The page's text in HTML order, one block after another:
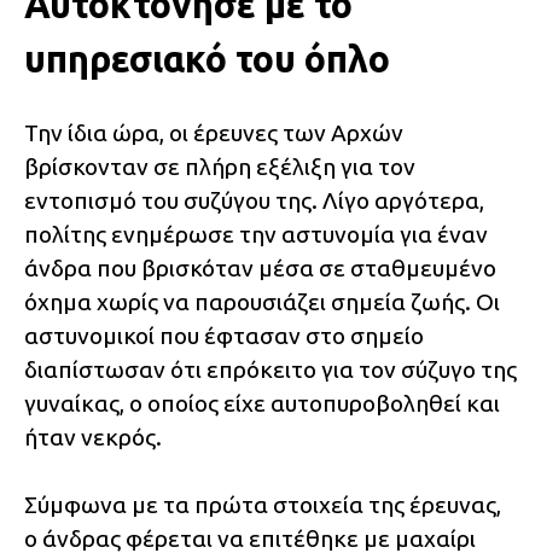
υπηρεσιακό του όπλο
Την ίδια ώρα, οι έρευνες των Αρχών
βρίσκονταν σε πλήρη εξέλιξη για τον
εντοπισμό του συζύγου της. Λίγο αργότερα,
πολίτης ενημέρωσε την αστυνομία για έναν
άνδρα που βρισκόταν μέσα σε σταθμευμένο
όχημα χωρίς να παρουσιάζει σημεία ζωής. Οι
αστυνομικοί που έφτασαν στο σημείο
διαπίστωσαν ότι επρόκειτο για τον σύζυγο της
γυναίκας, ο οποίος είχε αυτοπυροβοληθεί και
ήταν νεκρός.
Σύμφωνα με τα πρώτα στοιχεία της έρευνας,
ο άνδρας φέρεται να επιτέθηκε με μαχαίρι